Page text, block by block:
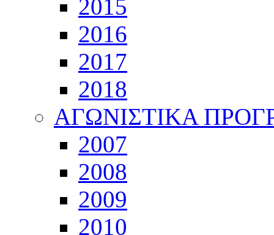
2015
2016
2017
2018
ΑΓΩΝΙΣΤΙΚΑ
2007
2008
2009
2010